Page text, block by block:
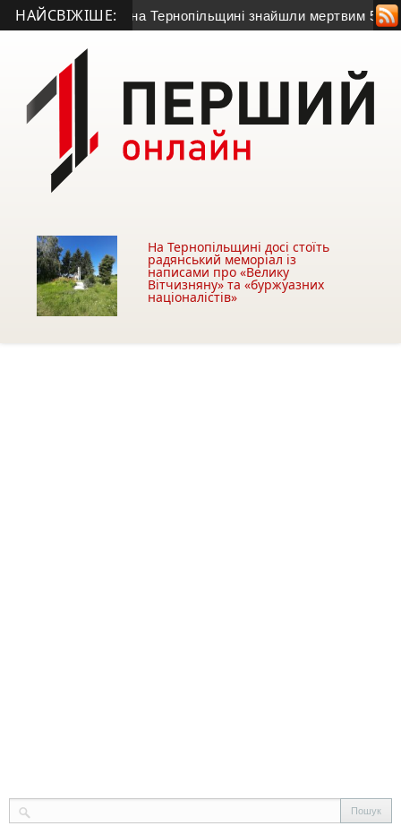
НАЙСВІЖІШЕ:
на зв’язок: на Тернопільщині знайшли мертвим 58-
На Тернопільщині досі стоїть
радянський меморіал із
написами про «Велику
Вітчизняну» та «буржуазних
націоналістів»